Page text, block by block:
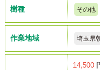
樹種 その他
作業地域 埼玉県
14,500